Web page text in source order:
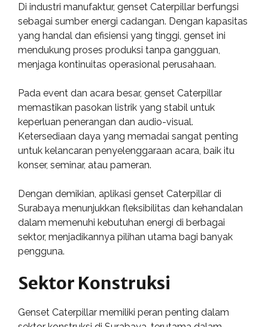
Di industri manufaktur, genset Caterpillar berfungsi
sebagai sumber energi cadangan. Dengan kapasitas
yang handal dan efisiensi yang tinggi, genset ini
mendukung proses produksi tanpa gangguan,
menjaga kontinuitas operasional perusahaan.
Pada event dan acara besar, genset Caterpillar
memastikan pasokan listrik yang stabil untuk
keperluan penerangan dan audio-visual.
Ketersediaan daya yang memadai sangat penting
untuk kelancaran penyelenggaraan acara, baik itu
konser, seminar, atau pameran.
Dengan demikian, aplikasi genset Caterpillar di
Surabaya menunjukkan fleksibilitas dan kehandalan
dalam memenuhi kebutuhan energi di berbagai
sektor, menjadikannya pilihan utama bagi banyak
pengguna.
Sektor Konstruksi
Genset Caterpillar memiliki peran penting dalam